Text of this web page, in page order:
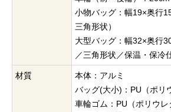
小物バッグ：幅19×奥行
三角形状）
大型バッグ：幅32×奥行
／三角形状／保温・保冷
材質
本体：アルミ
バッグ(大小)：PU（ポリ
車輪ゴム：PU（ポリウレ